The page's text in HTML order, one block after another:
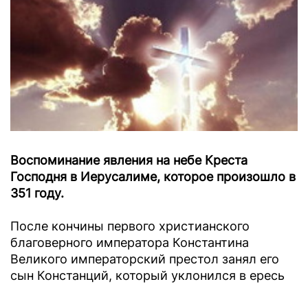
Воспоминание явления на небе Креста
Господня в Иерусалиме, которое произошло в
351 году.
После кончины первого христианского
благоверного императора Константина
Великого императорский престол занял его
сын Констанций, который уклонился в ересь